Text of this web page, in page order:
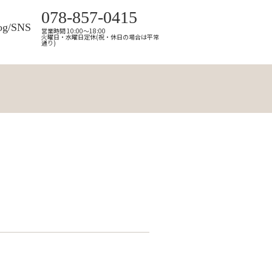
SNS
078-857-0415
営業時間 10:00～18:00
火曜日・水曜日定休(祝・休日の場合は平常
通り)